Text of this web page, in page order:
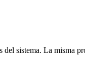
sistema. La misma